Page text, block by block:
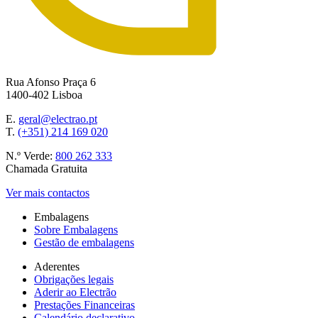
Rua Afonso Praça 6
1400-402 Lisboa
E. geral@electrao.pt
T. (+351) 214 169 020
N.º Verde: 800 262 333
Chamada Gratuita
Ver mais contactos
Embalagens
Sobre Embalagens
Gestão de embalagens
Aderentes
Obrigações legais
Aderir ao Electrão
Prestações Financeiras